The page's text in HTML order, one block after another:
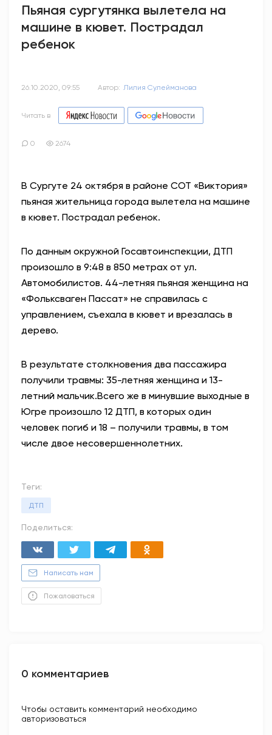
Пьяная сургутянка вылетела на
машине в кювет. Пострадал
ребенок
26.10.2020, 09:55 Автор: Лилия Сулейманова
Читать в
0 2674
В Сургуте 24 октября в районе СОТ «Виктория»
пьяная жительница города вылетела на машине
в кювет. Пострадал ребенок.
По данным окружной Госавтоинспекции, ДТП
произошло в 9:48 в 850 метрах от ул.
Автомобилистов. 44-летняя пьяная женщина на
«Фольксваген Пассат» не справилась с
управлением, съехала в кювет и врезалась в
дерево.
В результате столкновения два пассажира
получили травмы: 35-летняя женщина и 13-
летний мальчик.Всего же в минувшие выходные в
Югре произошло 12 ДТП, в которых один
человек погиб и 18 – получили травмы, в том
числе двое несовершеннолетних.
Теги:
ДТП
Поделиться:
Написать нам
Пожаловаться
0 комментариев
Чтобы оставить комментарий необходимо
авторизоваться